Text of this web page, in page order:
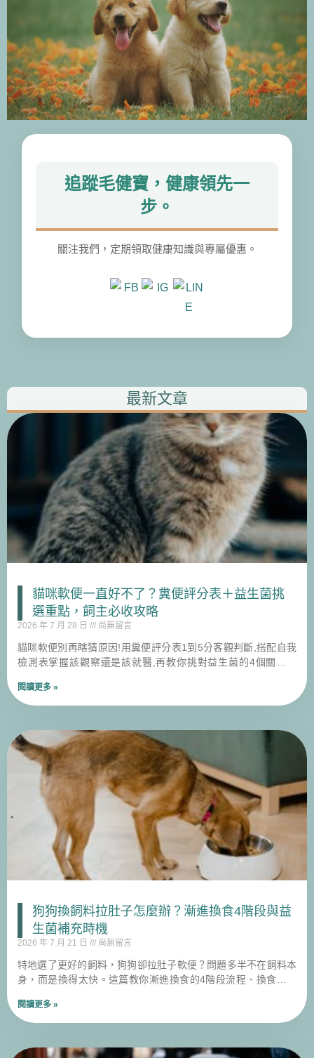
追蹤毛健寶，健康領先一
步。
關注我們，定期領取健康知識與專屬優惠。
最新文章
貓咪軟便一直好不了？糞便評分表＋益生菌挑
選重點，飼主必收攻略
2026 年 7 月 28 日 尚無留言
貓咪軟便別再瞎猜原因!用糞便評分表1到5分客觀判斷,搭配自我
檢測表掌握該觀察還是該就醫,再教你挑對益生菌的4個關鍵重
閱讀更多 »
狗狗換飼料拉肚子怎麼辦？漸進換食4階段與益
生菌補充時機
2026 年 7 月 21 日 尚無留言
特地選了更好的飼料，狗狗卻拉肚子軟便？問題多半不在飼料本
身，而是換得太快。這篇教你漸進換食的4階段流程、換食期間
閱讀更多 »